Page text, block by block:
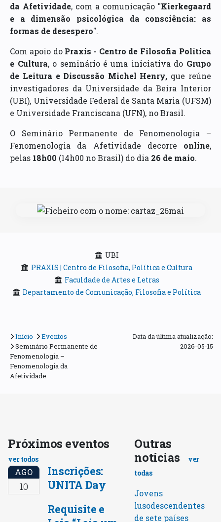
da Afetividade, com a comunicação "Kierkegaard
e a dimensão psicológica da consciência: as
formas de desespero".
Com apoio do Praxis - Centro de Filosofia Política
e Cultura, o seminário é uma iniciativa do Grupo
de Leitura e Discussão Michel Henry, que reúne
investigadores da Universidade da Beira Interior
(UBI), Universidade Federal de Santa Maria (UFSM)
e Universidade Franciscana (UFN), no Brasil.
O Seminário Permanente de Fenomenologia –
Fenomenologia da Afetividade decorre online,
pelas 18h00 (14h00 no Brasil) do dia 26 de maio.
UBI
PRAXIS | Centro de Filosofia, Política e Cultura
Faculdade de Artes e Letras
Departamento de Comunicação, Filosofia e Política
Início
Eventos
Seminário Permanente de
Fenomenologia –
Fenomenologia da
Afetividade
Data da última atualização:
2026-05-15
Próximos eventos
ver todos
AGO
10
Inscrições:
UNITA Day
Requisite e
Outras
notícias
ver
todas
Jovens
lusodescendentes
de sete países